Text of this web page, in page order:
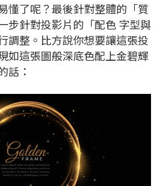
懂了呢？最後針對整體的「質
步針對投影片的「配色 字型與
調整。比方說你想要讓這張投
如這張圖般深底色配上金碧輝
話：